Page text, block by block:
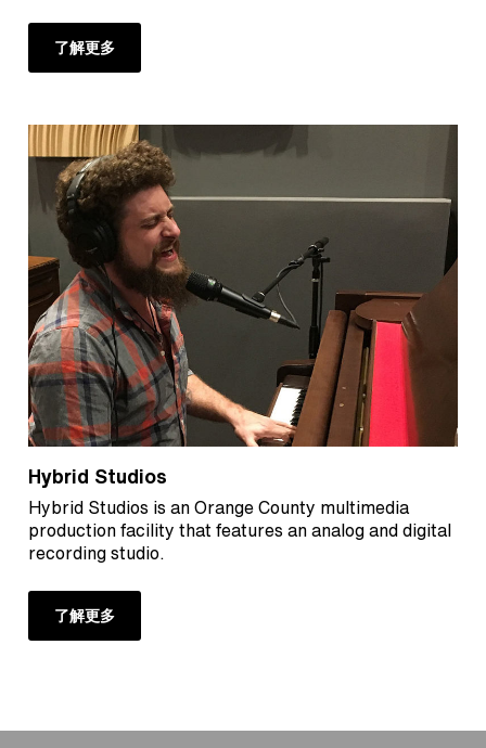
了解更多
Hybrid Studios
Hybrid Studios is an Orange County multimedia
production facility that features an analog and digital
recording studio.
了解更多